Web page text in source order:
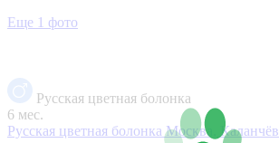
Еще 1 фото
Русская цветная болонка
6 мес.
Русская цветная болонкаМосква,